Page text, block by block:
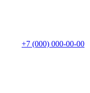
+7 (000) 000-00-00